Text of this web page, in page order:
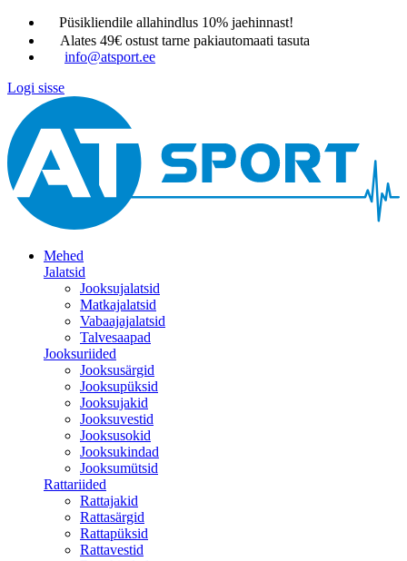
Püsikliendile allahindlus 10% jaehinnast!
Alates 49€ ostust tarne pakiautomaati tasuta
info@atsport.ee
Logi sisse
Mehed
Jalatsid
Jooksujalatsid
Matkajalatsid
Vabaajajalatsid
Talvesaapad
Jooksuriided
Jooksusärgid
Jooksupüksid
Jooksujakid
Jooksuvestid
Jooksusokid
Jooksukindad
Jooksumütsid
Rattariided
Rattajakid
Rattasärgid
Rattapüksid
Rattavestid